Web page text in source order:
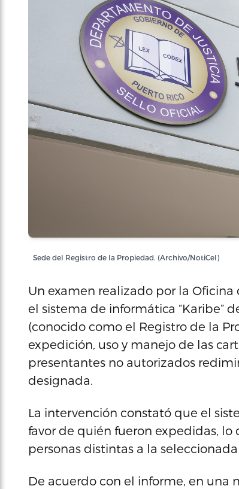
Sede del Registro de la Propiedad. (Archivo/NotiCel)
Un examen realizado por la Oficina
el sistema de informática “Karibe”
(conocido como el Registro de la
expedición, uso y manejo de las
presentantes no autorizados
designada.
La intervención constató que el
favor de quién fueron expedidas,
personas distintas a la
De acuerdo con el informe, en una